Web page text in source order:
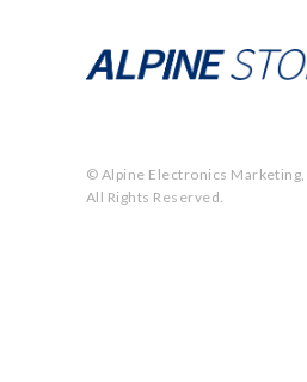
© Alpine Electronics Marketing,
All Rights Reserved.